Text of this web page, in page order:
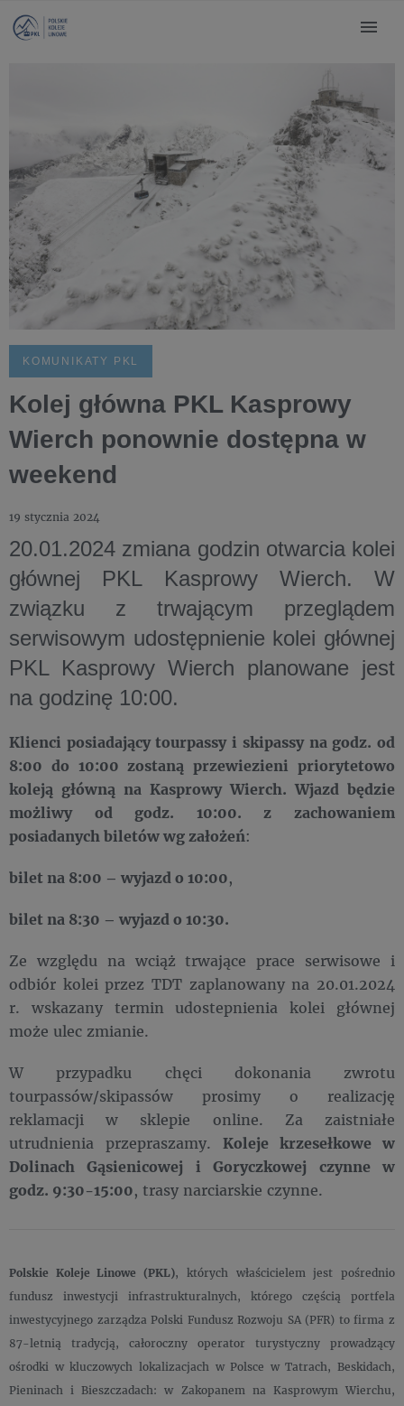
KOMUNIKATY PKL
Kolej główna PKL Kasprowy
Wierch ponownie dostępna w
weekend
19 stycznia 2024
20.01.2024 zmiana godzin otwarcia kolei
głównej PKL Kasprowy Wierch. W
związku z trwającym przeglądem
serwisowym udostępnienie kolei głównej
PKL Kasprowy Wierch planowane jest
na godzinę 10:00.
Klienci posiadający tourpassy i skipassy na godz. od
8:00 do 10:00 zostaną przewiezieni priorytetowo
koleją główną na Kasprowy Wierch. Wjazd będzie
możliwy od godz. 10:00. z zachowaniem
posiadanych biletów wg założeń:
bilet na 8:00 – wyjazd o 10:00,
bilet na 8:30 – wyjazd o 10:30.
Ze względu na wciąż trwające prace serwisowe i
odbiór kolei przez TDT zaplanowany na 20.01.2024
r. wskazany termin udostepnienia kolei głównej
może ulec zmianie.
W przypadku chęci dokonania zwrotu
tourpassów/skipassów prosimy o realizację
reklamacji w sklepie online. Za zaistniałe
utrudnienia przepraszamy. Koleje krzesełkowe w
Dolinach Gąsienicowej i Goryczkowej czynne w
godz. 9:30-15:00, trasy narciarskie czynne.
Polskie Koleje Linowe (PKL), których właścicielem jest pośrednio
fundusz inwestycji infrastrukturalnych, którego częścią portfela
inwestycyjnego zarządza Polski Fundusz Rozwoju SA (PFR) to firma z
87-letnią tradycją, całoroczny operator turystyczny prowadzący
ośrodki w kluczowych lokalizacjach w Polsce w Tatrach, Beskidach,
Pieninach i Bieszczadach: w Zakopanem na Kasprowym Wierchu,